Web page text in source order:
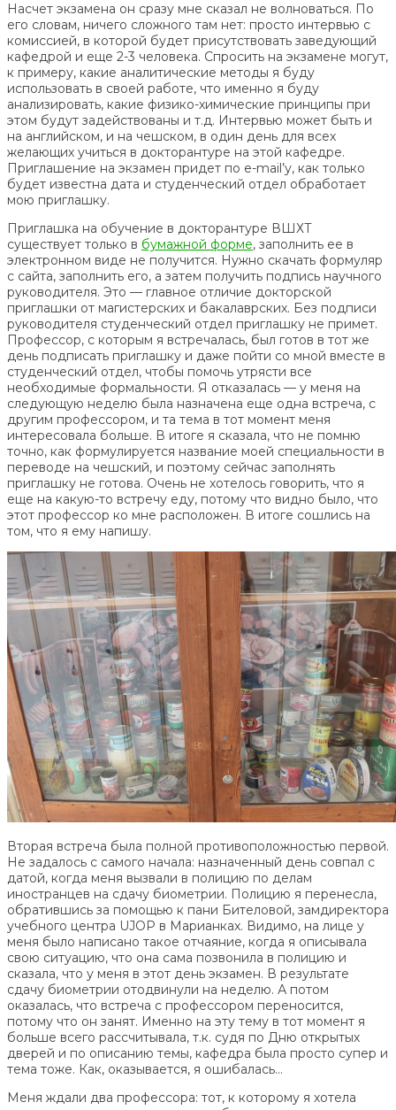
Насчет экзамена он сразу мне сказал не волноваться. По
его словам, ничего сложного там нет: просто интервью с
комиссией, в которой будет присутствовать заведующий
кафедрой и еще 2-3 человека. Спросить на экзамене могут,
к примеру, какие аналитические методы я буду
использовать в своей работе, что именно я буду
анализировать, какие физико-химические принципы при
этом будут задействованы и т.д. Интервью может быть и
на английском, и на чешском, в один день для всех
желающих учиться в докторантуре на этой кафедре.
Приглашение на экзамен придет по e-mail’у, как только
будет известна дата и студенческий отдел обработает
мою приглашку.
Приглашка на обучение в докторантуре ВШХТ
существует только в бумажной форме, заполнить ее в
электронном виде не получится. Нужно скачать формуляр
с сайта, заполнить его, а затем получить подпись научного
руководителя. Это — главное отличие докторской
приглашки от магистерских и бакалаврских. Без подписи
руководителя студенческий отдел приглашку не примет.
Профессор, с которым я встречалась, был готов в тот же
день подписать приглашку и даже пойти со мной вместе в
студенческий отдел, чтобы помочь утрясти все
необходимые формальности. Я отказалась — у меня на
следующую неделю была назначена еще одна встреча, с
другим профессором, и та тема в тот момент меня
интересовала больше. В итоге я сказала, что не помню
точно, как формулируется название моей специальности в
переводе на чешский, и поэтому сейчас заполнять
приглашку не готова. Очень не хотелось говорить, что я
еще на какую-то встречу еду, потому что видно было, что
этот профессор ко мне расположен. В итоге сошлись на
том, что я ему напишу.
Вторая встреча была полной противоположностью первой.
Не задалось с самого начала: назначенный день совпал с
датой, когда меня вызвали в полицию по делам
иностранцев на сдачу биометрии. Полицию я перенесла,
обратившись за помощью к пани Бителовой, замдиректора
учебного центра UJOP в Марианках. Видимо, на лице у
меня было написано такое отчаяние, когда я описывала
свою ситуацию, что она сама позвонила в полицию и
сказала, что у меня в этот день экзамен. В результате
сдачу биометрии отодвинули на неделю. А потом
оказалась, что встреча с профессором переносится,
потому что он занят. Именно на эту тему в тот момент я
больше всего рассчитывала, т.к. судя по Дню открытых
дверей и по описанию темы, кафедра была просто супер и
тема тоже. Как, оказывается, я ошибалась…
Меня ждали два профессора: тот, к которому я хотела